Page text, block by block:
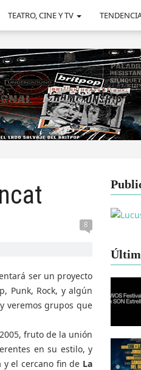
TEATRO, CINE Y TV
8
ser un proyecto
Punk, Rock, y algún
veremos grupos que
fruto de la unión
en su estilo, y
y el cercano fin de La